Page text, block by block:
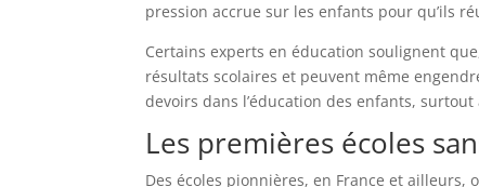
pression accrue sur les enfants pour qu’ils
Certains experts en éducation soulignent
résultats scolaires et peuvent même
devoirs dans l’éducation des enfants,
Les premières écoles
Des écoles pionnières, en France et